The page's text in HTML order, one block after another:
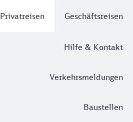
Privatreisen Geschäftsreisen
Hilfe & Kontakt
Verkehrsmeldungen
Baustellen